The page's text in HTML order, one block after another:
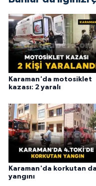
Karaman'da motosiklet
kazası: 2 yaralı
Karaman'da korkutan
yangını